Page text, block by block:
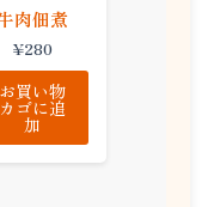
肉佃煮
¥280
お買い物
カゴに追
加